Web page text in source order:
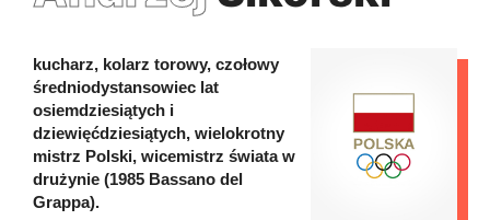
kucharz, kolarz torowy, czołowy
średniodystansowiec lat
osiemdziesiątych i
dziewięćdziesiątych, wielokrotny
mistrz Polski, wicemistrz świata w
drużynie (1985 Bassano del
Grappa).